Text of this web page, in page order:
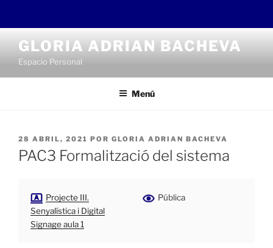
contenido
GLORIA ADRIAN BACHEVA
Espacio Personal
Menú
PUBLICADO
EL
28 ABRIL, 2021 POR GLORIA ADRIAN BACHEVA
PAC3 Formalització del sistema
Projecte III.
Senyalística i Digital
Signage aula 1
Pública